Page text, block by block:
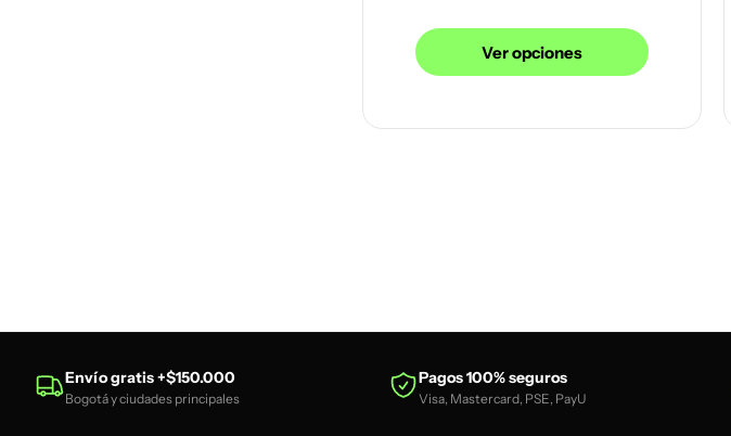
Ver opciones
Envío gratis +$150.000
Bogotá y ciudades principales
Pagos 100% seguros
Visa, Mastercard, PSE, PayU